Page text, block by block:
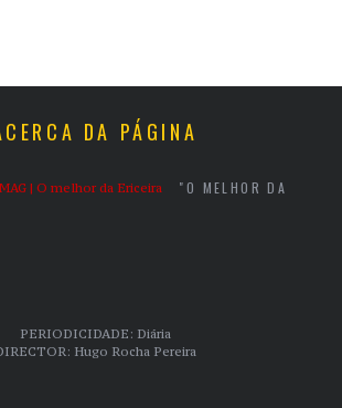
DA PÁGINA
"O MELHOR DA
PERIODICIDADE: Diária
Hugo Rocha Pereira